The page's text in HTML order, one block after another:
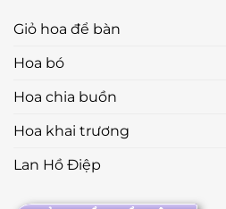
Giỏ hoa để bàn
Hoa bó
Hoa chia buồn
Hoa khai trương
Lan Hồ Điệp